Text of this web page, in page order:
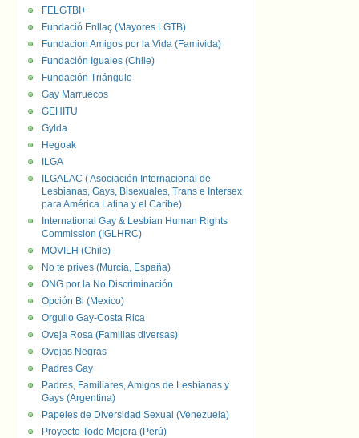
FELGTBI+
Fundació Enllaç (Mayores LGTB)
Fundacion Amigos por la Vida (Famivida)
Fundación Iguales (Chile)
Fundación Triángulo
Gay Marruecos
GEHITU
Gylda
Hegoak
ILGA
ILGALAC ( Asociación Internacional de
Lesbianas, Gays, Bisexuales, Trans e Intersex
para América Latina y el Caribe)
International Gay & Lesbian Human Rights
Commission (IGLHRC)
MOVILH (Chile)
No te prives (Murcia, España)
ONG por la No Discriminación
Opción Bi (Mexico)
Orgullo Gay-Costa Rica
Oveja Rosa (Familias diversas)
Ovejas Negras
Padres Gay
Padres, Familiares, Amigos de Lesbianas y
Gays (Argentina)
Papeles de Diversidad Sexual (Venezuela)
Proyecto Todo Mejora (Perú)